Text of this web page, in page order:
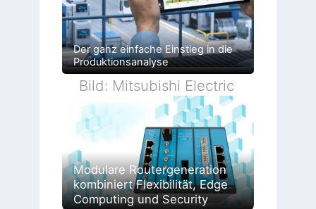
Der ganz einfache Einstieg in die
Produktionsanalyse
Bild: Mitsubishi Electric
Modulare Routergeneration
kombiniert Flexibilität, Edge
Computing und Security